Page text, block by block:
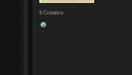
Il Creativo